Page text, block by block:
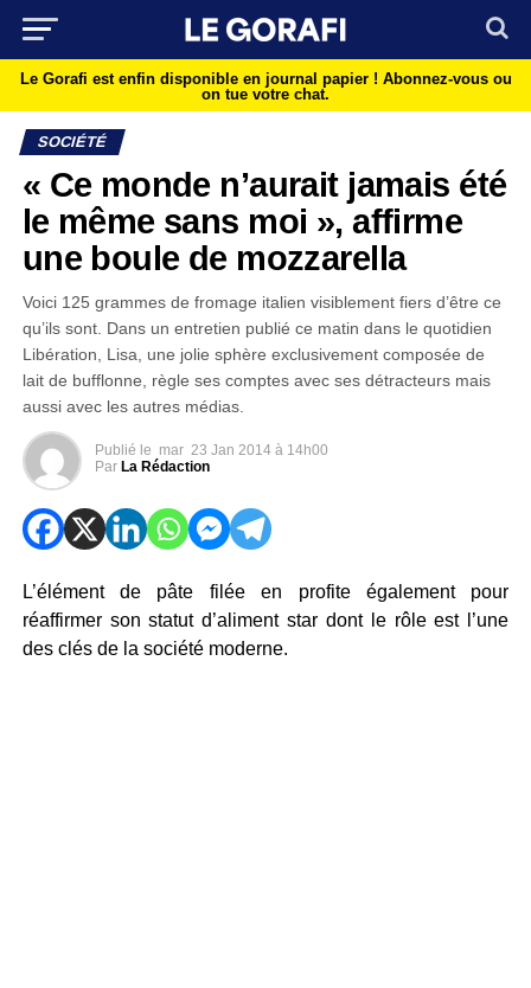
Le Gorafi est enfin disponible en journal papier ! Abonnez-vous ou
on tue votre chat.
SOCIÉTÉ
« Ce monde n’aurait jamais été
le même sans moi », affirme
une boule de mozzarella
Voici 125 grammes de fromage italien visiblement fiers d’être ce
qu’ils sont. Dans un entretien publié ce matin dans le quotidien
Libération, Lisa, une jolie sphère exclusivement composée de
lait de bufflonne, règle ses comptes avec ses détracteurs mais
aussi avec les autres médias.
Publié le mar 23 Jan 2014 à 14h00
Par La Rédaction
L’élément de pâte filée en profite également pour
réaffirmer son statut d’aliment star dont le rôle est l’une
des clés de la société moderne.